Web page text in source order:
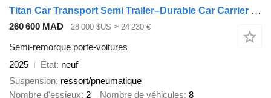
Titan Car Transport Semi Trailer–Durable Car Carrier for Sale
260 600 MAD 28 000 $US ≈ 24 230 €
Semi-remorque porte-voitures
2025
État neuf
Suspension ressort/pneumatique
Nombre d'essieux 2 Nombre de véhicules 8